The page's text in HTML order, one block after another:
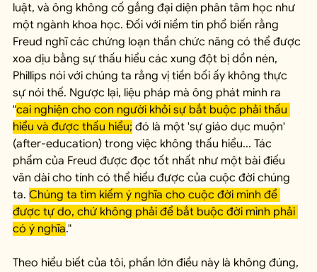
luật, và ông không cố gắng đại diện phân tâm học như
một ngành khoa học. Đối với niềm tin phổ biến rằng
Freud nghĩ các chứng loạn thần chức năng có thể được
xoa dịu bằng sự thấu hiểu các xung đột bị dồn nén,
Phillips nói với chúng ta rằng vị tiền bối ấy không thực
sự nói thế. Ngược lại, liệu pháp mà ông phát minh ra
"cai nghiện cho con người khỏi sự bắt buộc phải thấu
hiểu và được thấu hiểu; đó là một 'sự giáo dục muộn'
(after-education) trong việc không thấu hiểu... Tác
phẩm của Freud được đọc tốt nhất như một bài điếu
văn dài cho tính có thể hiểu được của cuộc đời chúng
ta. Chúng ta tìm kiếm ý nghĩa cho cuộc đời mình để
được tự do, chứ không phải để bắt buộc đời mình phải
có ý nghĩa."
Theo hiểu biết của tôi, phần lớn điều này là không đúng,